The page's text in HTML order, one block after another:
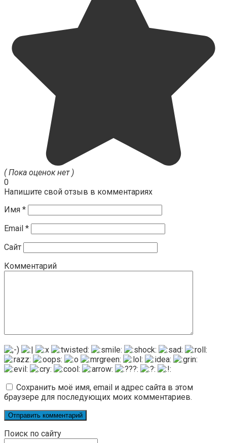
( Пока оценок нет )
0
Напишите свой отзыв в комментариях
Имя *
Email *
Сайт
Комментарий
Сохранить моё имя, email и адрес сайта в этом
браузере для последующих моих комментариев.
Поиск по сайту